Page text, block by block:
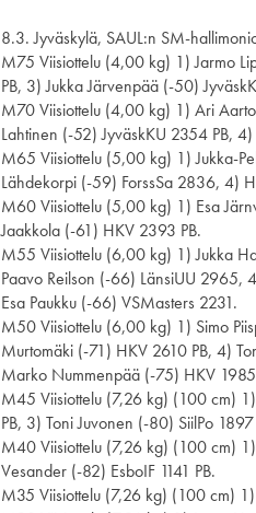
8.3. Jyväskylä, SAUL:n SM-
M75 Viisiottelu (4,00 kg) 1) Jarmo
PB, 3) Jukka Järvenpää (-50)
M70 Viisiottelu (4,00 kg) 1) Ari
Lahtinen (-52) JyväskKU 2354 PB,
M65 Viisiottelu (5,00 kg) 1) Jukka-
Lähdekorpi (-59) ForssSa 2836, 4)
M60 Viisiottelu (5,00 kg) 1) Esa
Jaakkola (-61) HKV 2393 PB.
M55 Viisiottelu (6,00 kg) 1) Jukka
Paavo Reilson (-66) LänsiUU 2965,
Esa Paukku (-66) VSMasters 2231.
M50 Viisiottelu (6,00 kg) 1) Simo
Murtomäki (-71) HKV 2610 PB, 4)
Marko Nummenpää (-75) HKV
M45 Viisiottelu (7,26 kg) (100 cm)
PB, 3) Toni Juvonen (-80) SiilPo 1897
M40 Viisiottelu (7,26 kg) (100 cm)
Vesander (-82) EsboIF 1141 PB.
M35 Viisiottelu (7,26 kg) (100 cm)